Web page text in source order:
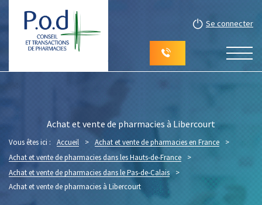
Se connecter
Achat et vente de pharmacies à Libercourt
Vous êtes ici : Accueil > Achat et vente de pharmacies en France
>
Achat et vente de pharmacies dans les Hauts-de-France >
Achat et vente de pharmacies dans le Pas-de-Calais
>
Achat et vente de pharmacies à Libercourt